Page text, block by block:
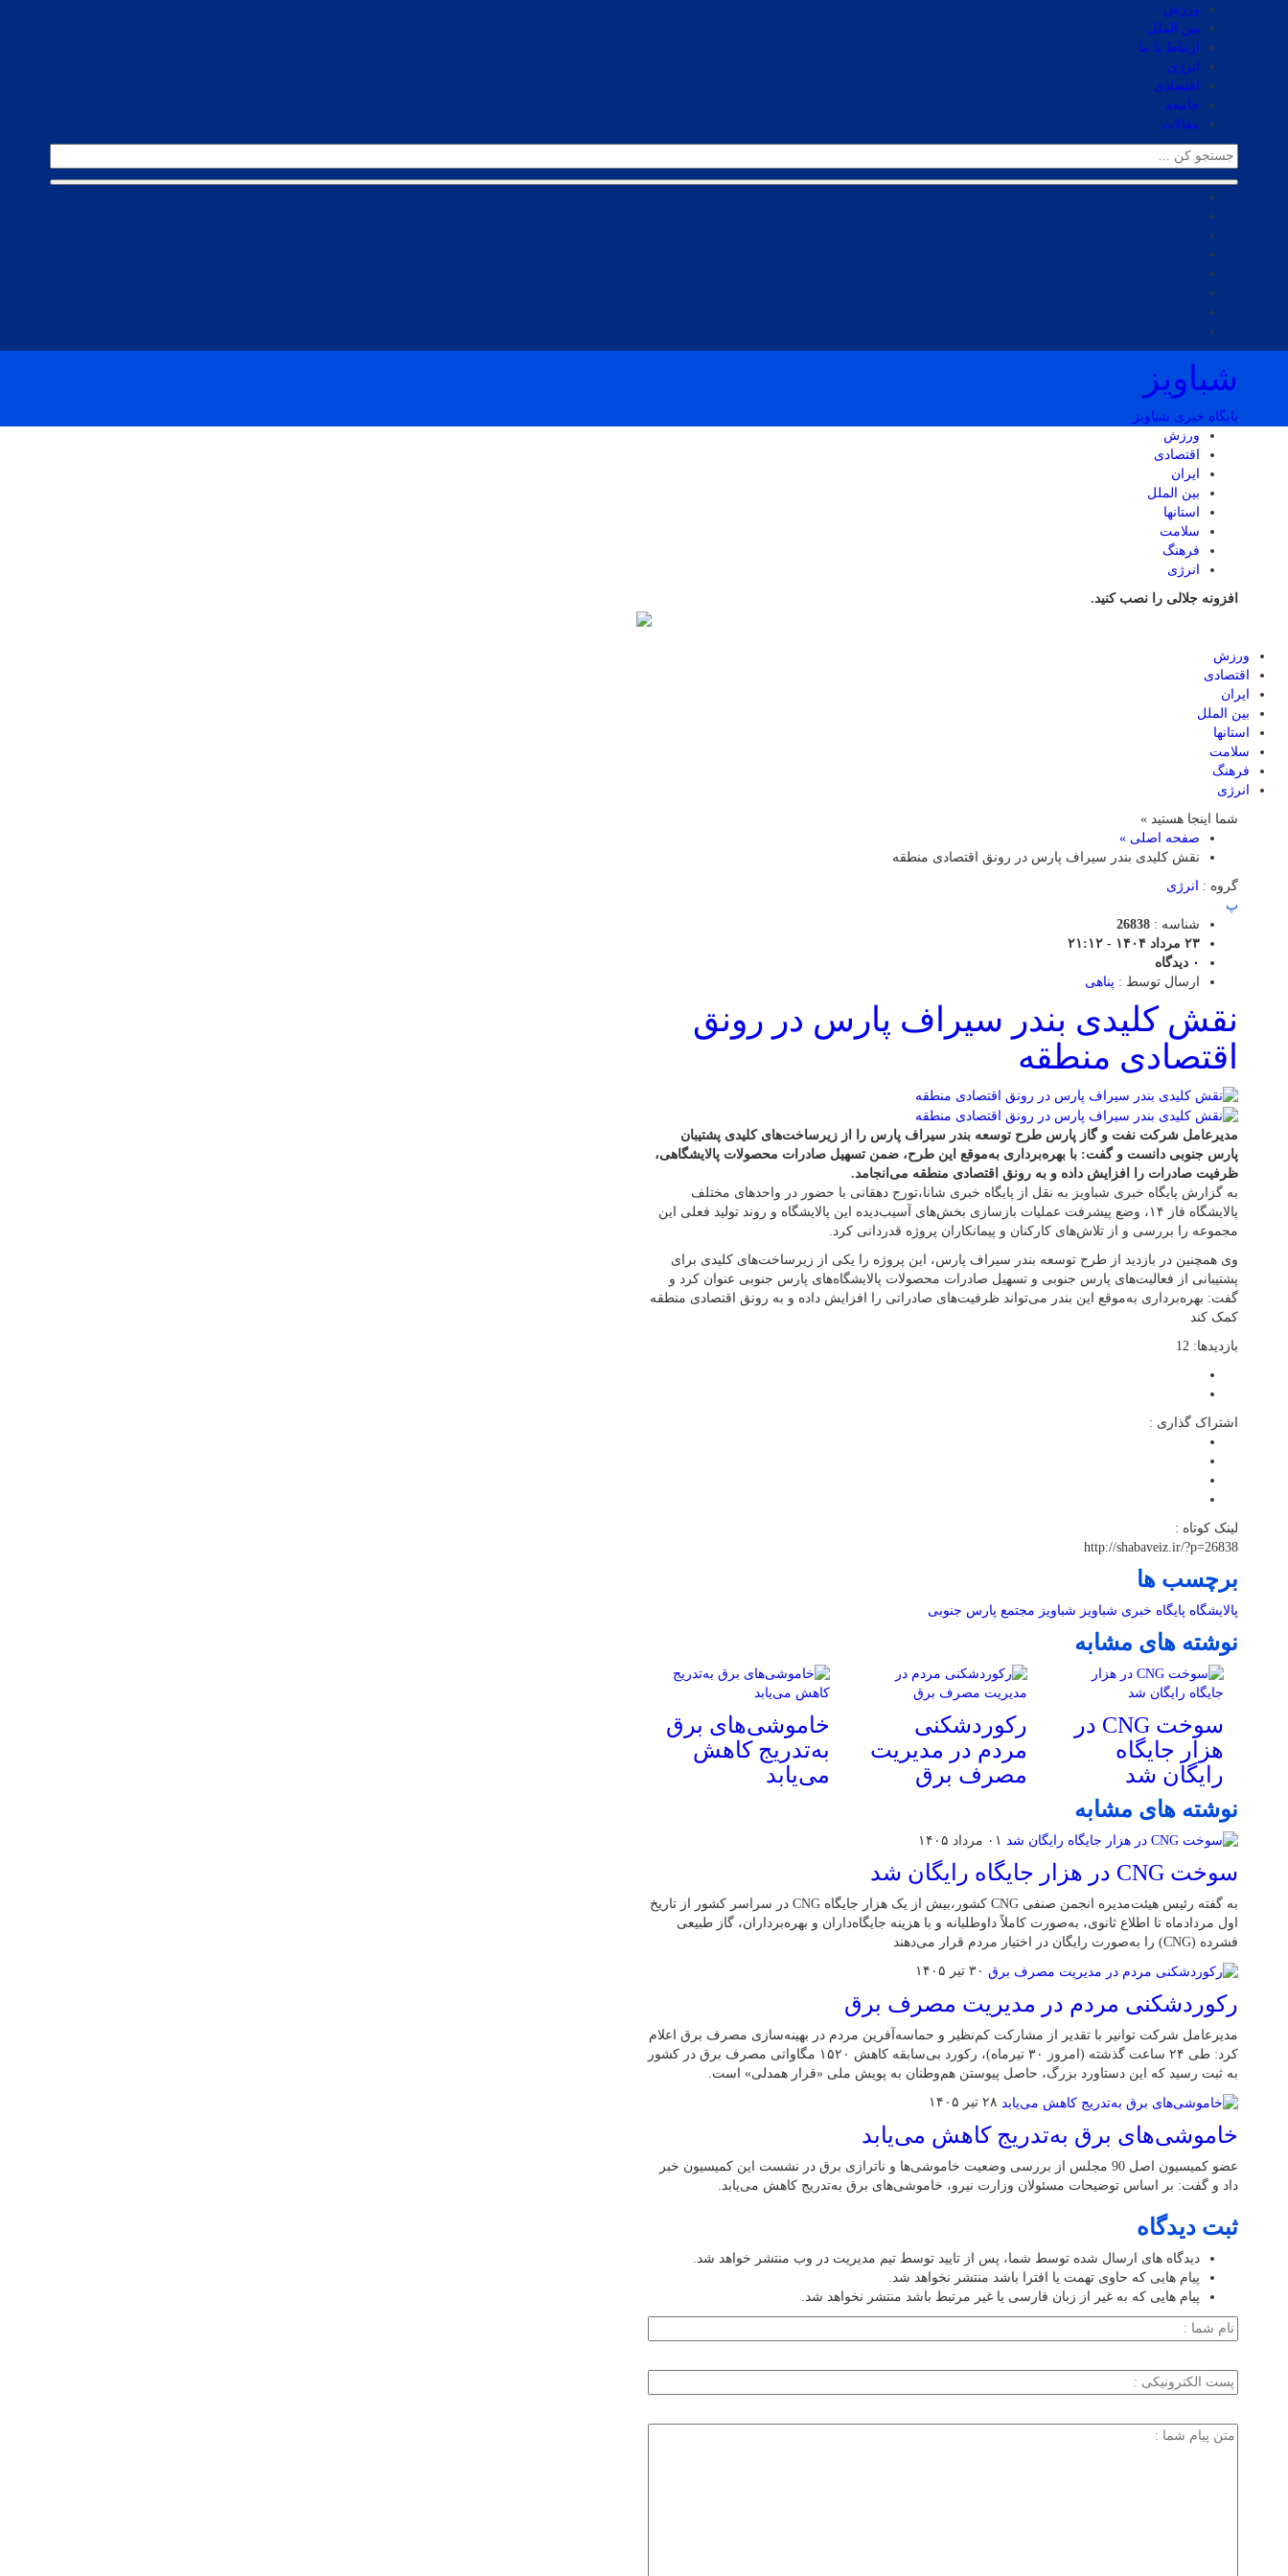
ورزش
بین الملل
ارتباط با ما
انرژی
اقتصادی
جامعه
مقالات
شباویز
پایگاه خبری شباویز
ورزش
اقتصادی
ایران
بین الملل
استانها
سلامت
فرهنگ
انرژی
افزونه جلالی را نصب کنید.
ورزش
اقتصادی
ایران
بین الملل
استانها
سلامت
فرهنگ
انرژی
شما اینجا هستید »
صفحه اصلی »
‌نقش کلیدی بندر سیراف پارس در رونق اقتصادی منطقه
گروه :
انرژی
پ
شناسه : 26838
۲۳ مرداد ۱۴۰۴ - ۲۱:۱۲
۰ دیدگاه
ارسال توسط : پناهی
‌نقش کلیدی بندر سیراف پارس در رونق
اقتصادی منطقه
مدیرعامل شرکت نفت و گاز پارس طرح توسعه بندر سیراف پارس را از زیرساخت‌های کلیدی پشتیبان
پارس جنوبی دانست و گفت: با بهره‌برداری به‌موقع این طرح، ضمن تسهیل صادرات محصولات پالایشگاهی،
ظرفیت صادرات را افزایش داده و به رونق اقتصادی منطقه می‌انجامد.
به گزارش پایگاه خبری شباویز به نقل از پایگاه خبری شانا،تورج دهقانی با حضور در واحدهای مختلف
پالایشگاه فاز ۱۴، وضع پیشرفت عملیات بازسازی بخش‌های آسیب‌دیده این پالایشگاه و روند تولید فعلی این
مجموعه را بررسی و از تلاش‌های کارکنان و پیمانکاران پروژه قدردانی کرد.
وی همچنین در بازدید از طرح توسعه بندر سیراف پارس، این پروژه را یکی از زیرساخت‌های کلیدی برای
پشتیبانی از فعالیت‌های پارس جنوبی و تسهیل صادرات محصولات پالایشگاه‌های پارس جنوبی عنوان کرد و
گفت: بهره‌برداری به‌موقع این بندر می‌تواند ظرفیت‌های صادراتی را افزایش داده و به رونق اقتصادی منطقه
کمک کند
بازدیدها: 12
اشتراک گذاری :
لینک کوتاه :
http://shabaveiz.ir/?p=26838
برچسب ها
پالایشگاه پایگاه خبری شباویز شباویز مجتمع پارس جنوبی
نوشته های مشابه
سوخت CNG در
هزار جایگاه
رایگان شد
رکوردشکنی
مردم در مدیریت
مصرف برق
خاموشی‌های برق
به‌تدریج کاهش
می‌یابد
نوشته های مشابه
۰۱ مرداد ۱۴۰۵
سوخت CNG در هزار جایگاه رایگان شد
به گفته رئیس هیئت‌مدیره انجمن صنفی CNG کشور،بیش از یک هزار جایگاه CNG در سراسر کشور از تاریخ
اول مردادماه تا اطلاع ثانوی، به‌صورت کاملاً داوطلبانه و با هزینه جایگاه‌داران و بهره‌برداران، گاز طبیعی
فشرده (CNG) را به‌صورت رایگان در اختیار مردم قرار می‌دهند
۳۰ تیر ۱۴۰۵
رکوردشکنی مردم در مدیریت مصرف برق
مدیرعامل شرکت توانیر با تقدیر از مشارکت کم‌نظیر و حماسه‌آفرین مردم در بهینه‌سازی مصرف برق اعلام
کرد: طی ۲۴ ساعت گذشته (امروز ۳۰ تیرماه)، رکورد بی‌سابقه کاهش ۱۵۲۰ مگاواتی مصرف برق در کشور
به ثبت رسید که این دستاورد بزرگ، حاصل پیوستن هم‌وطنان به پویش ملی «قرار همدلی» است.
۲۸ تیر ۱۴۰۵
خاموشی‌های برق به‌تدریج کاهش می‌یابد
عضو کمیسیون اصل 90 مجلس از بررسی وضعیت خاموشی‌ها و ناترازی برق در نشست این کمیسیون خبر
داد و گفت: بر اساس توضیحات مسئولان وزارت نیرو، خاموشی‌های برق به‌تدریج کاهش می‌یابد.
ثبت دیدگاه
دیدگاه های ارسال شده توسط شما، پس از تایید توسط تیم مدیریت در وب منتشر خواهد شد.
پیام هایی که حاوی تهمت یا افترا باشد منتشر نخواهد شد.
پیام هایی که به غیر از زبان فارسی یا غیر مرتبط باشد منتشر نخواهد شد.